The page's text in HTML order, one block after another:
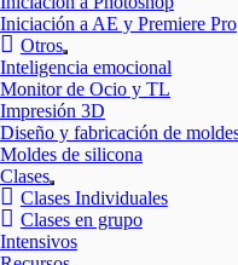
Iniciación a AE y Premiere Pro
Otros
Mostrar
el
submenú
Inteligencia emocional
Monitor de Ocio y TL
Impresión 3D
Diseño y fabricación de
Moldes de silicona
Clases
Mostrar
el
submenú
Clases Individuales
Clases en grupo
Intensivos